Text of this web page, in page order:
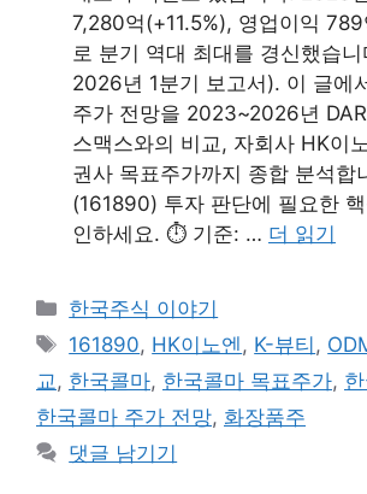
7,280억(+11.5%), 영업이익
로 분기 역대 최대를 경신했습
2026년 1분기 보고서). 이 글에
주가 전망을 2023~2026년
스맥스와의 비교, 자회사 HK이
권사 목표주가까지 종합 분석합
(161890) 투자 판단에 필요한
인하세요. ⏱ 기준: … 더 읽기
카
테
리
한국주식 이야기
태
그
161890, HK이노엔 , K-뷰티 ,
교 , 한국콜마, 한국콜마 목표주가,
한국콜마 주가 전망, 화장품주
댓글 남기기